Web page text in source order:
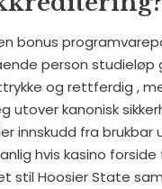
bonus
person
og rettferdig ,
utover kanonisk
innskudd fra brukbar
hvis kasino
stil Hoosier State